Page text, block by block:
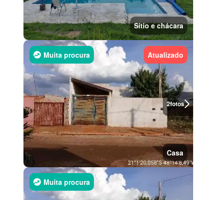
Sítio e chácara
2fotos
Muita procura Atualizado
Casa
Muita procura